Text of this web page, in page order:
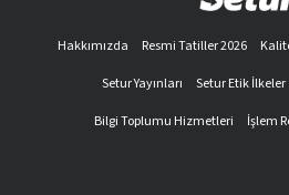
Hakkımızda Resmi Tatiller 2026
Setur Yayınları
Setur Etik İlkeler
Bilgi Toplumu Hizmetleri
İşlem